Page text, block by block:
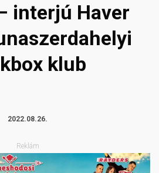
interjú Haver
klub
2022.08.26.
Reklám